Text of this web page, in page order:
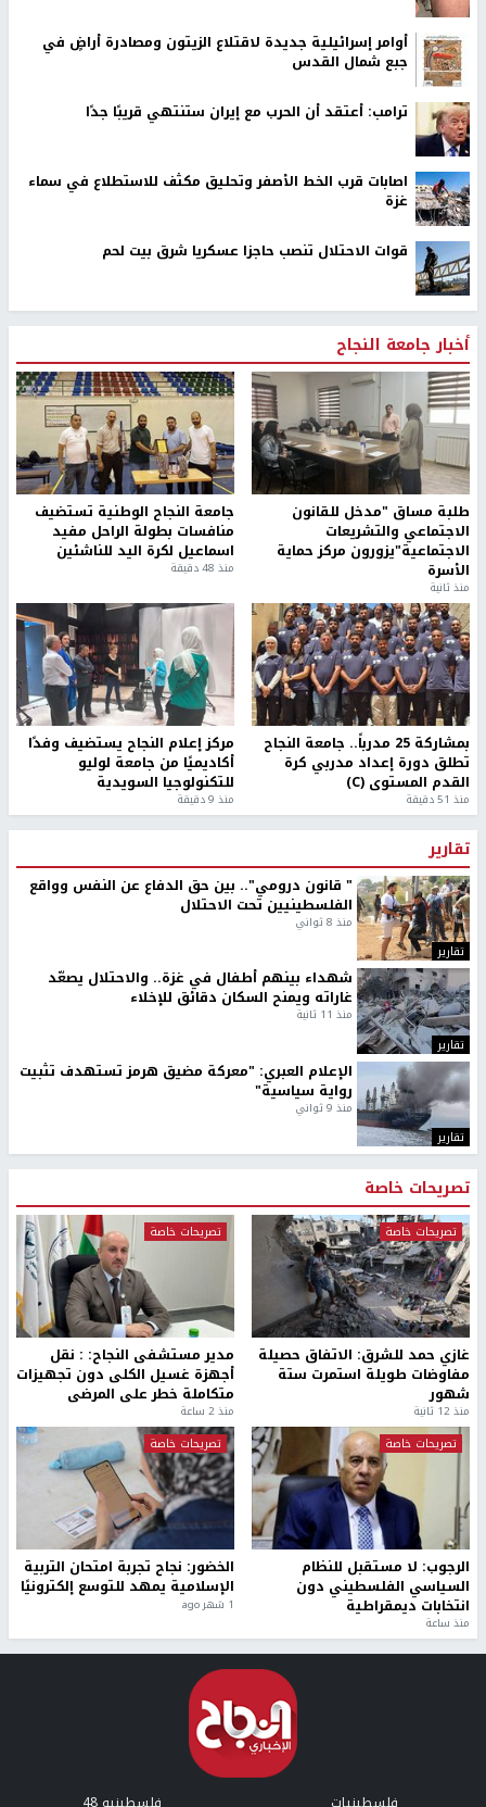
أوامر إسرائيلية جديدة لاقتلاع الزيتون ومصادرة أراضٍ في
جبع شمال القدس
ترامب: أعتقد أن الحرب مع إيران ستنتهي قريبًا جدًا
اصابات قرب الخط الأصفر وتحليق مكثف للاستطلاع في سماء
غزة
قوات الاحتلال تنصب حاجزا عسكريا شرق بيت لحم
أخبار جامعة النجاح
طلبة مساق "مدخل للقانون
الاجتماعي والتشريعات
الاجتماعية"يزورون مركز حماية
الأسرة
منذ ثانية
جامعة النجاح الوطنية تستضيف
منافسات بطولة الراحل مفيد
اسماعيل لكرة اليد للناشئين
منذ 48 دقيقة
بمشاركة 25 مدرباً.. جامعة النجاح
تطلق دورة إعداد مدربي كرة
القدم المستوى (C)
منذ 51 دقيقة
مركز إعلام النجاح يستضيف وفدًا
أكاديميًا من جامعة لوليو
للتكنولوجيا السويدية
منذ 9 دقيقة
تقارير
تقارير
" قانون درومي".. بين حق الدفاع عن النفس وواقع
الفلسطينيين تحت الاحتلال
منذ 8 ثواني
تقارير
شهداء بينهم أطفال في غزة.. والاحتلال يصعّد
غاراته ويمنح السكان دقائق للإخلاء
منذ 11 ثانية
تقارير
الإعلام العبري: "معركة مضيق هرمز تستهدف تثبيت
رواية سياسية"
منذ 9 ثواني
تصريحات خاصة
تصريحات خاصة
غازي حمد للشرق: الاتفاق حصيلة
مفاوضات طويلة استمرت ستة
شهور
منذ 12 ثانية
تصريحات خاصة
مدير مستشفى النجاح: : نقل
أجهزة غسيل الكلى دون تجهيزات
متكاملة خطر على المرضى
منذ 2 ساعة
تصريحات خاصة
الرجوب: لا مستقبل للنظام
السياسي الفلسطيني دون
انتخابات ديمقراطية
منذ ساعة
تصريحات خاصة
الخضور: نجاح تجربة امتحان التربية
الإسلامية يمهد للتوسع إلكترونيًا
1 شهر ago